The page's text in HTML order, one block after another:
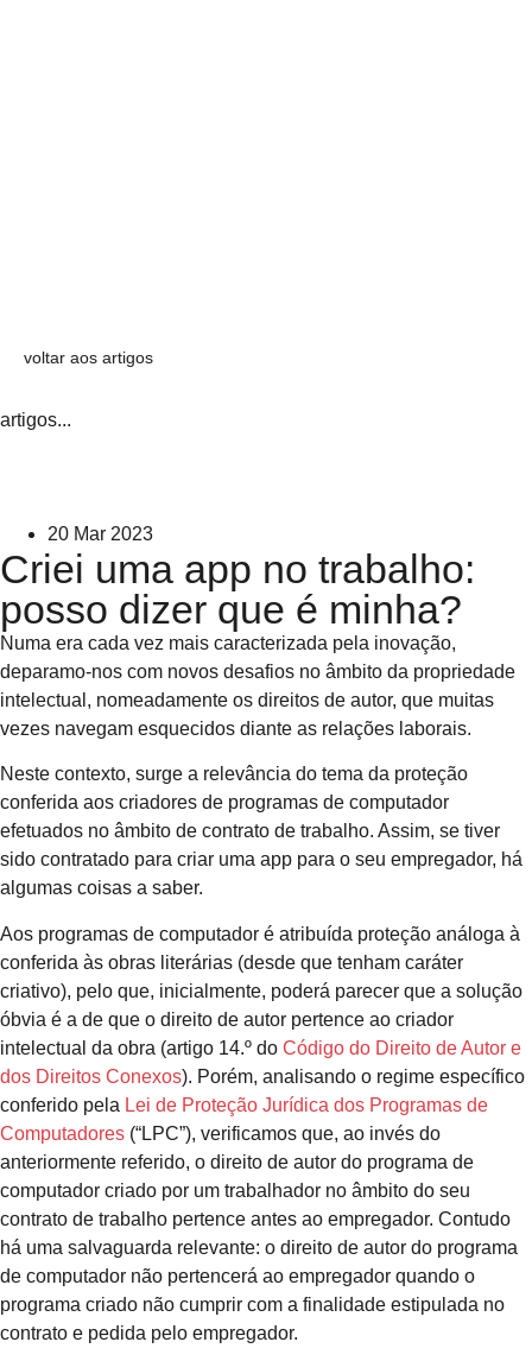
voltar aos artigos
artigos...
20 Mar 2023
Criei uma app no trabalho:
posso dizer que é minha?
Numa era cada vez mais caracterizada pela inovação,
deparamo-nos com novos desafios no âmbito da propriedade
intelectual, nomeadamente os direitos de autor, que muitas
vezes navegam esquecidos diante as relações laborais.
Neste contexto, surge a relevância do tema da proteção
conferida aos criadores de programas de computador
efetuados no âmbito de contrato de trabalho. Assim, se tiver
sido contratado para criar uma app para o seu empregador, há
algumas coisas a saber.
Aos programas de computador é atribuída proteção análoga à
conferida às obras literárias (desde que tenham caráter
criativo), pelo que, inicialmente, poderá parecer que a solução
óbvia é a de que o direito de autor pertence ao criador
intelectual da obra (artigo 14.º do Código do Direito de Autor e
dos Direitos Conexos). Porém, analisando o regime específico
conferido pela Lei de Proteção Jurídica dos Programas de
Computadores (“LPC”), verificamos que, ao invés do
anteriormente referido, o direito de autor do programa de
computador criado por um trabalhador no âmbito do seu
contrato de trabalho pertence antes ao empregador. Contudo
há uma salvaguarda relevante: o direito de autor do programa
de computador não pertencerá ao empregador quando o
programa criado não cumprir com a finalidade estipulada no
contrato e pedida pelo empregador.